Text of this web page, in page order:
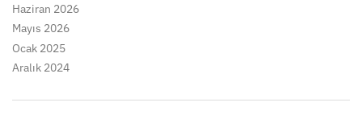
Haziran 2026
Mayıs 2026
Ocak 2025
Aralık 2024